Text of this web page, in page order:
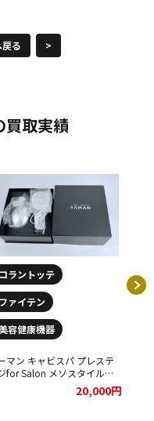
る >
買取実績
コラントッテ
ファイテン
容健康機器
マン キャビスパ プレステ
for Salon メソスタイルプ
ミアセットをお買取りさせて
20,000円